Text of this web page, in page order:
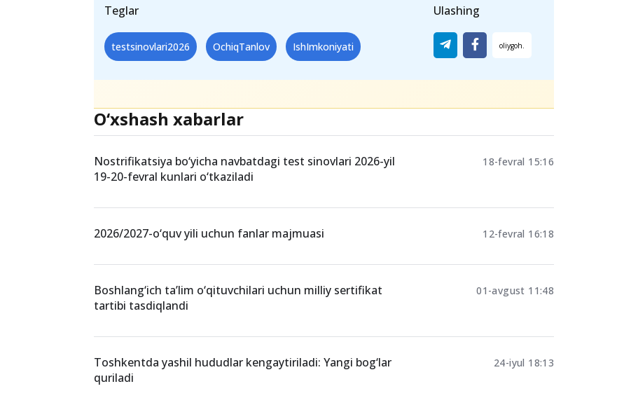
Belgilangan tartib-qoidalarga rioya etilishini kuzatadi
Mazkur faoliyat mas’uliyat, e’tibor va xolislikni talab qiladi.
Teglar Ulashing
Nostrifikatsiya bo‘yicha navbatdagi test sinovlari 2026-yil
18-fevral 15:16
2026/2027-o‘quv yili uchun fanlar majmuasi 12-fevral 16:18